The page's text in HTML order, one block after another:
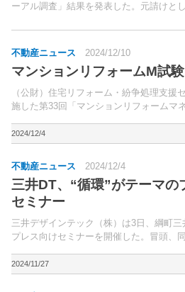
ーアル調査」結果を発表した。元請けと
た。
不動産ニュース 2024/12/10
マンションリフォームM試
（公財）住宅リフォーム・紛争処理支援
施した第33回「マンションリフォームマ
施。
2024/12/4
不動産ニュース 2024/12/4
三井DT、“循環”がテーマの
セミナー
三井デザインテック（株）は3日、綱町三
プレス向けセミナーを開催した。冒頭、
の“Design Everything&rdqu...
2024/11/27